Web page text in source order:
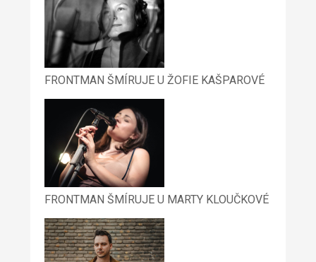
FRONTMAN ŠMÍRUJE U ŽOFIE KAŠPAROVÉ
FRONTMAN ŠMÍRUJE U MARTY KLOUČKOVÉ